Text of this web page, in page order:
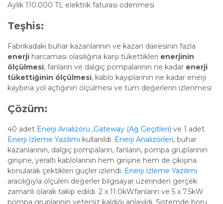
Aylık 110.000 TL elektrik faturası ödenmesi
Teşhis:
Fabrikadaki buhar kazanlarının ve kazan dairesinin fazla
enerji harcaması olasılığına karşı tükettikleri enerjinin
ölçülmesi, fanların ve dalgıç pompalarının ne kadar enerji
tükettiğinin ölçülmesi, kablo kayıplarının ne kadar enerji
kaybına yol açtığının ölçülmesi ve tüm değerlerin izlenmesi
Çözüm:
40 adet Enerji Analizörü ,Gateway (Ağ Geçitleri) ve 1 adet
Enerji İzleme Yazılımı kullanıldı. Enerji Analizörleri, buhar
kazanlarının, dalgıç pompaların, fanların, pompa gruplarının
girişine, yeraltı kablolarının hem girişine hem de çıkışına
konularak çektikleri güçler izlendi. Enerji İzleme Yazılımı
aracılığıyla ölçülen değerler bilgisayar üzerinden gerçek
zamanlı olarak takip edildi. 2 x 11.0kWfanların ve 5 x 7.5kW
pompa gruplarının yetersiz kaldığı anlaşıldı. Sistemde boru